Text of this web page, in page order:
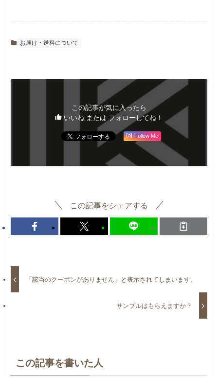
お届け・送料について
この記事が気に入ったら
いいね または フォローしてね！
Follow Me
この記事をシェアする
「該当のクーポンがありません」と表示されてしまいます。
サンプルはもらえますか？
この記事を書いた人